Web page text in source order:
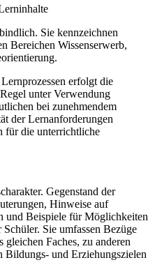
Sie kennzeichnen
Bereichen Wissenserwerb,
erfolgt die
unter Verwendung
bei zunehmendem
der Lernanforderungen
für die unterrichtliche
Gegenstand der
Hinweise auf
und Beispiele für Möglichkeiten
Sie umfassen Bezüge
Faches, zu anderen
Bildungs- und Erziehungszielen